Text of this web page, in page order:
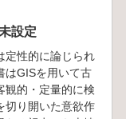
設定
定性的に論じられ
はGISを用いて古
観的・定量的に検
切り開いた意欲作